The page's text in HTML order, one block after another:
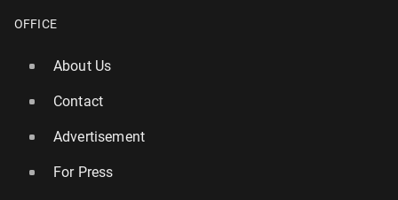
OFFICE
About Us
Contact
Advertisement
For Press